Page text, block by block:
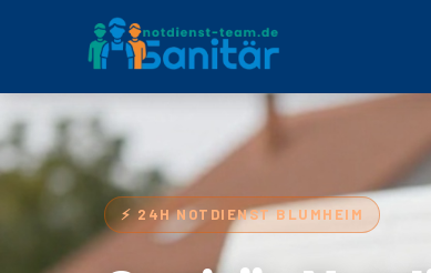
⚡ 24H NOTDIENST BLUMHEIM